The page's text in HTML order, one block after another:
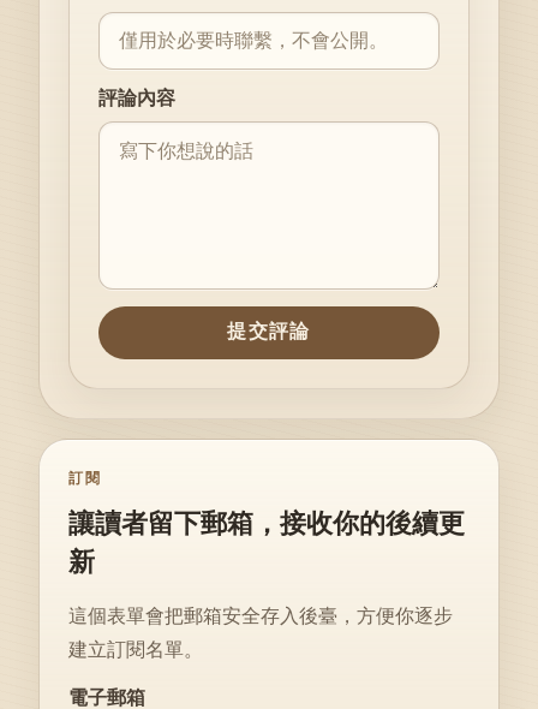
評論內容
提交評論
訂閱
讓讀者留下郵箱，接收你的後續更
新
這個表單會把郵箱安全存入後臺，方便你逐步
建立訂閱名單。
電子郵箱
Website